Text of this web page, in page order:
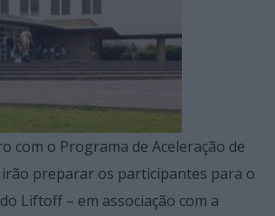
com o Programa de Aceleração de
preparar os participantes para o
Liftoff – em associação com a